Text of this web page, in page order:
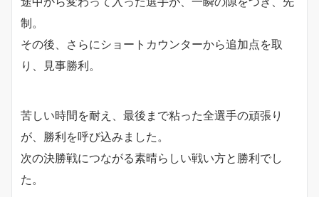
制。
その後、さらにショートカウンターから追加点を取
り、見事勝利。
苦しい時間を耐え、最後まで粘った全選手の頑張り
が、勝利を呼び込みました。
次の決勝戦につながる素晴らしい戦い方と勝利でし
た。